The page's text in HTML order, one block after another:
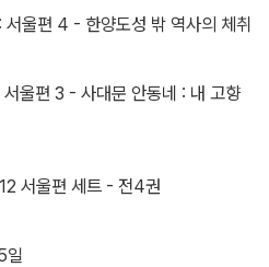
서울편 4 - 한양도성 밖 역사의 체취
서울편 3 - 사대문 안동네 : 내 고향
서울편 세트 - 전4권
일